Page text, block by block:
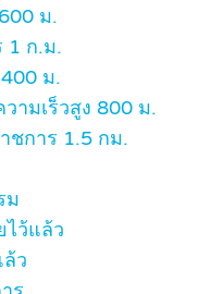
ม.
1 ก.ม.
ม.
ามเร็วสูง 800 ม.
ชการ 1.5 กม.
ม
ไว้แล้ว
ล้ว